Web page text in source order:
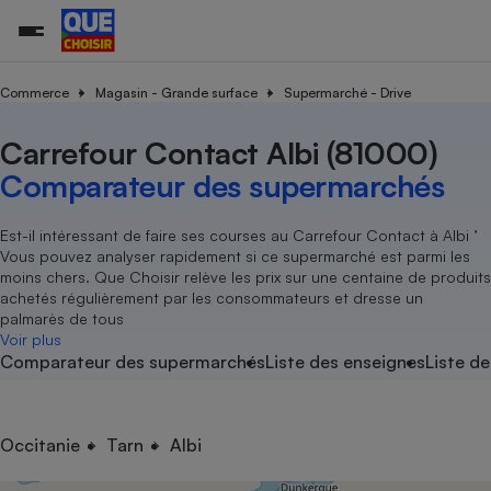
Commerce Magasin - Grande surface Supermarché - Drive
Carrefour Contact Albi (81000)
Comparateur des supermarchés
Est-il intéressant de faire ses courses au Carrefour Contact à Albi ’
Vous pouvez analyser rapidement si ce supermarché est parmi les
moins chers. Que Choisir relève les prix sur une centaine de produits
achetés régulièrement par les consommateurs et dresse un
palmarès de tous
Voir plus
Comparateur des supermarchésListe des enseignesListe
Occitanie Tarn Albi
Additifs
Magasin - Grande surface
Méthode de vente -
Organismes de défense
Système judiciairegratuit
Déchet
Achat - Vente - Travaux
Location
Sport
électrique
Démarche administrative
Senior
Service marchand
Train
Transport aérien
Toutes les actualités
Enquêtes
Guides d'achat
Conseils
Brèves
Tous les services
Soumettre un litige
Lettres types
Rencontrer une association locale
Tous nos combats
Nos actions
Nos grandes victoires
Les billets de la présidente
Nos associations locales
Nous rejoindre
En savoir plus sur Que Choisir Ensemble
L’association
Nos missions
Notre méthodologie
Notre financement
Nos partenaires
Nous rejoindre